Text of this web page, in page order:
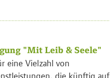
"Mit Leib & Seele"
eine Vielzahl von
die künftig auf